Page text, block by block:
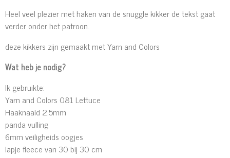
Heel veel plezier met haken van de snuggle kikker de tekst gaat
verder onder het patroon.
deze kikkers zijn gemaakt met Yarn and Colors
Wat heb je nodig?
Ik gebruikte:
Yarn and Colors 081 Lettuce
Haaknaald 2.5mm
panda vulling
6mm veiligheids oogjes
lapje fleece van 30 bij 30 cm